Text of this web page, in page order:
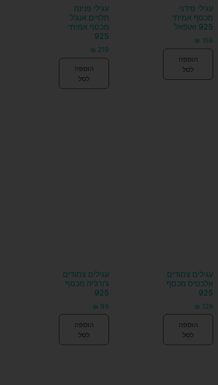
עגילי סידני
מכסף אמיתי
925 ואופאל
₪ 159
הוספה
לסל
עגילי פנינה
תלויים אנג'ל
מכסף אמיתי
925
₪ 219
הוספה
לסל
עגילים צמודים
אלכסיס מכסף
925
₪ 129
הוספה
לסל
עגילים צמודים
ג'ורג'יה מכסף
925
₪ 99
הוספה
לסל